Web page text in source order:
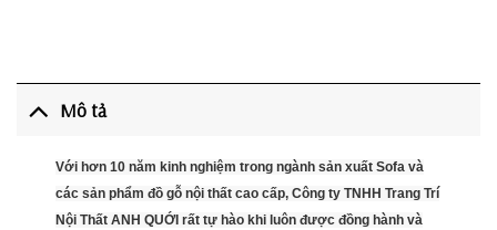
Mô tả
Với hơn 10 năm kinh nghiệm trong ngành sản xuất Sofa và
các sản phẩm đồ gỗ nội thất cao cấp, Công ty TNHH Trang Trí
Nội Thất ANH QUỚI rất tự hào khi luôn được đồng hành và